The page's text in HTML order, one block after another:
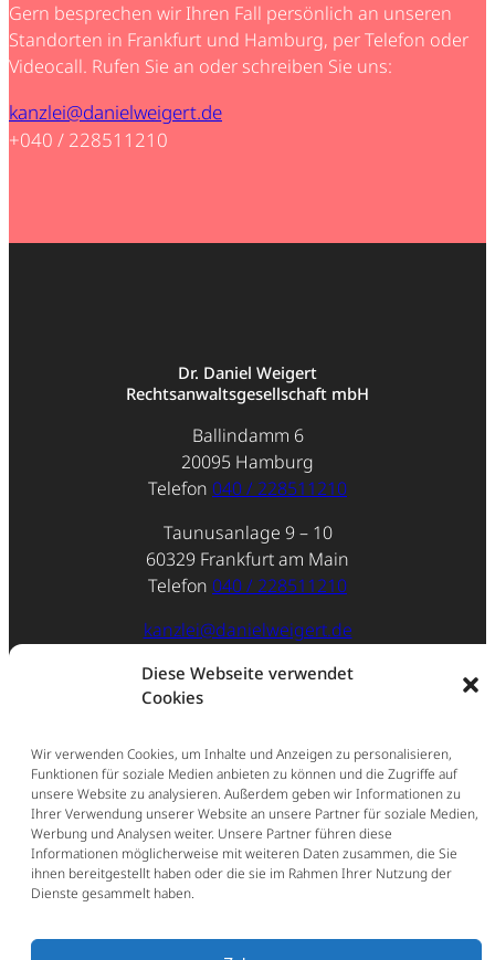
Diese Webseite verwendet
Cookies
Wir verwenden Cookies, um Inhalte und Anzeigen zu personalisieren,
Funktionen für soziale Medien anbieten zu können und die Zugriffe auf
unsere Website zu analysieren. Außerdem geben wir Informationen zu
Ihrer Verwendung unserer Website an unsere Partner für soziale Medien,
Werbung und Analysen weiter. Unsere Partner führen diese
Informationen möglicherweise mit weiteren Daten zusammen, die Sie
ihnen bereitgestellt haben oder die sie im Rahmen Ihrer Nutzung der
Dienste gesammelt haben.
Gern besprechen wir Ihren Fall persönlich an unseren
Standorten in Frankfurt und Hamburg, per Telefon oder
Videocall. Rufen Sie an oder schreiben Sie uns:
kanzlei@danielweigert.de
+040 / 228511210
Dr. Daniel Weigert
Rechtsanwaltsgesellschaft mbH
Ballindamm 6
20095 Hamburg
Telefon 040 / 228511210
Taunusanlage 9 – 10
60329 Frankfurt am Main
Telefon 040 / 228511210
kanzlei@danielweigert.de
Impressum
Datenschutz